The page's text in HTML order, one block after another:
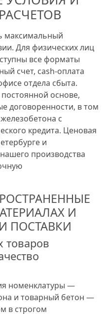
максимальный
Для физических лиц
все форматы
счет, cash-оплата
отдела сбыта.
основе,
договоренности, в том
с
кредита. Ценовая
и
производства
И
ПОСТАВКИ
товаров
номенклатуры —
и товарный бетон —
в строгом